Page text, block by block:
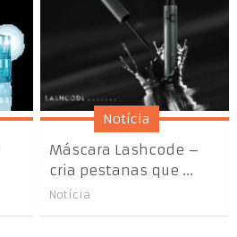
Notícia
Máscara Lashcode –
cria pestanas que ...
Notícia